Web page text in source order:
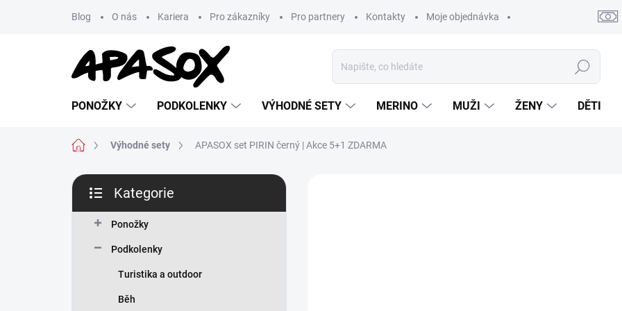
Blog O nás Kariera Pro zákazníky Pro partnery Kontakty Moje objednávka
Hledat
PONOŽKY PODKOLENKY VÝHODNÉ SETY MERINO MUŽI ŽENY DĚTI
Domů Výhodné sety APASOX set PIRIN černý | Akce 5+1 ZDARMA
P
s
kategorie
Kategorie
Ponožky
Podkolenky
Turistika a outdoor
Běh